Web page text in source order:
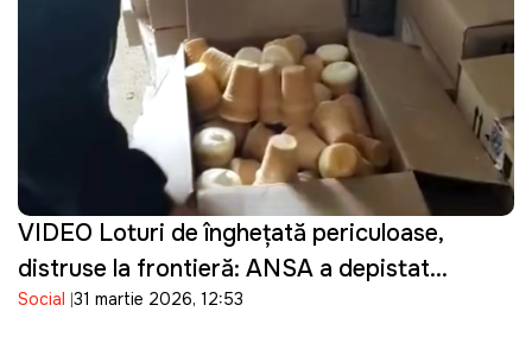
VIDEO Loturi de înghețată periculoase,
distruse la frontieră: ANSA a depistat
bacterii în produsele importate
Social 31 martie 2026, 12:53